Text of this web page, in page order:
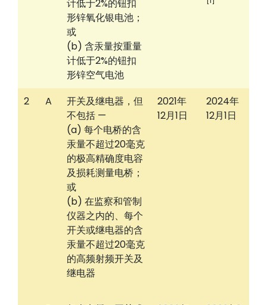
计低于2%的钮扣
形锌氧化银电池；
或
(b) 含汞量按重量
计低于2%的钮扣
形锌空气电池
2 A
开关及继电器，但
不包括 —
(a) 每个电桥的含
汞量不超过20毫克
的极高精确度电容
及损耗测量电桥；
或
(b) 在监察和管制
仪器之内的、每个
开关或继电器的含
汞量不超过20毫克
的高频射频开关及
继电器
2021年
12月1日
2024年
12月1日